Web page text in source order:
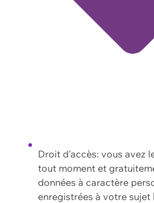
Droit d'accès: vous avez
tout moment et
données à caractère
enregistrées à votre sujet